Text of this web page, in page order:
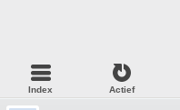
Index Actief